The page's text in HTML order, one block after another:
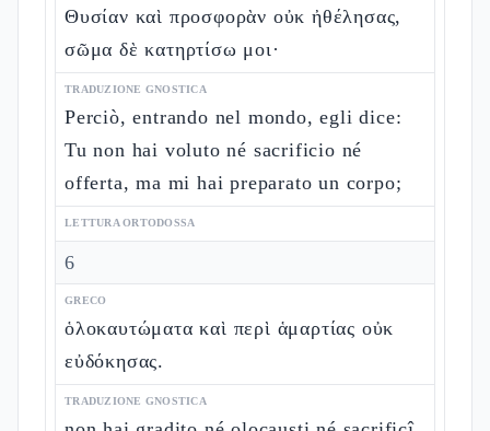
Θυσίαν καὶ προσφορὰν οὐκ ἠθέλησας,
σῶμα δὲ κατηρτίσω μοι·
TRADUZIONE GNOSTICA
Perciò, entrando nel mondo, egli dice:
Tu non hai voluto né sacrificio né
offerta, ma mi hai preparato un corpo;
LETTURA ORTODOSSA
6
GRECO
ὁλοκαυτώματα καὶ περὶ ἁμαρτίας οὐκ
εὐδόκησας.
TRADUZIONE GNOSTICA